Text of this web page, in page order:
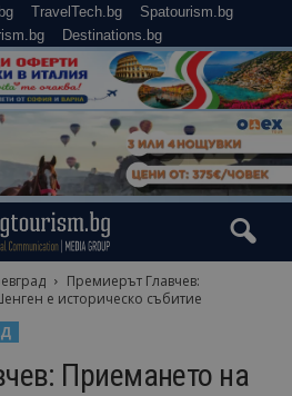
TravelTech.bg
Spatourism.bg
Destinations.bg
Премиерът Главчев:
е историческо събитие
Приемането на